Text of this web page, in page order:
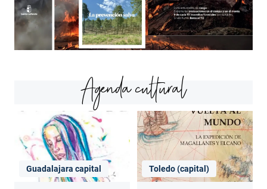
Agenda cultural
Guadalajara capital Toledo (capital)